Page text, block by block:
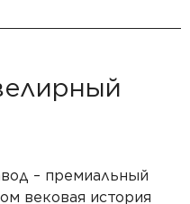
– премиальный
вековая история